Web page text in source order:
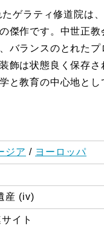
ゲラティ修道院は
傑作です。中世正
バランスのとれた
飾は状態良く保存
と教育の中心地とし
ジア / ヨーロッパ
産 (iv)
イト